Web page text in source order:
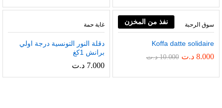
نفذ من المخزن سوق الرحبة
Koffa datte solidaire
8.000 د.ت 10.000 د.ت
غابة حمة
دقلة النور التونسية درجة اولي
برانش 1كغ
7.000 د.ت